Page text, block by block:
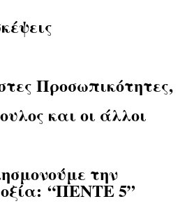
Προσωπικότητες,
και οι άλλοι
την
“ΠΕΝΤΕ 5”